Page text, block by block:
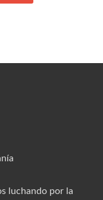
luchando por la